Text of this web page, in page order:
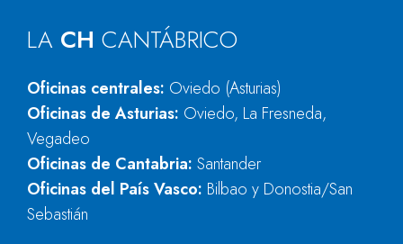
LA CH CANTÁBRICO
Oficinas centrales: Oviedo (Asturias)
Oficinas de Asturias: Oviedo, La Fresneda,
Vegadeo
Oficinas de Cantabria: Santander
Oficinas del País Vasco: Bilbao y Donostia/San
Sebastián